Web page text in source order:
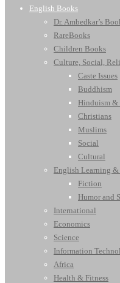
English Books
Dr. Ambedkar’s
RareBooks
Children Books
Culture, Social,
Caste Issues
Buddhism
Hinduism &
Christians
Muslims
Social
Cultural
English Learning
Fiction
Humor and
International
Economics
Science
Information
Africa
Health & Fitness